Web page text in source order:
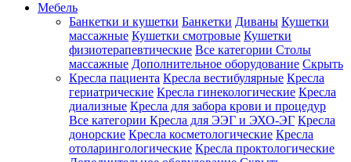
Мебель
Банкетки и кушетки Банкетки Диваны Кушетки
массажные Кушетки смотровые Кушетки
физиотерапевтические Все категории Столы
массажные Дополнительное оборудование Скрыть
Кресла пациента Кресла вестибулярные Кресла
гериатрические Кресла гинекологические Кресла
диализные Кресла для забора крови и процедур
Все категории Кресла для ЭЭГ и ЭХО-ЭГ Кресла
донорские Кресла косметологические Кресла
отоларингологические Кресла проктологические